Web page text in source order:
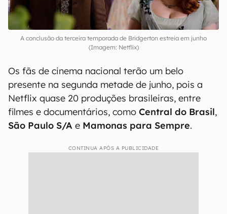
A conclusão da terceira temporada de Bridgerton estreia em junho
(Imagem: Netflix)
Os fãs de cinema nacional terão um belo
presente na segunda metade de junho, pois a
Netflix quase 20 produções brasileiras, entre
filmes e documentários, como Central do Brasil,
São Paulo S/A e Mamonas para Sempre.
CONTINUA APÓS A PUBLICIDADE